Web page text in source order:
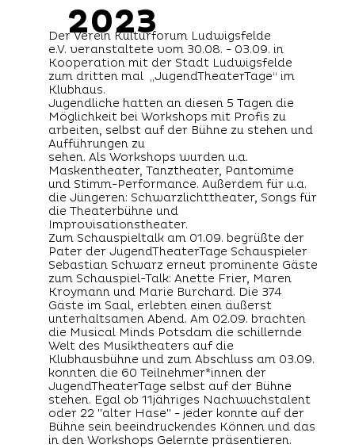
2023
Der Verein Kulturforum Ludwigsfelde
e.V. veranstaltete vom 30.08. - 03.09. in
Kooperation mit der Stadt Ludwigsfelde
zum dritten mal „JugendTheaterTage“ im
Klubhaus.
Jugendliche hatten an diesen 5 Tagen die
Möglichkeit bei Workshops mit Profis zu
arbeiten, selbst auf der Bühne zu stehen und
Aufführungen zu
sehen. Als Workshops wurden u.a.
Maskentheater, Tanztheater, Pantomime
und Stimm-Performance. Außerdem für u.a.
die Jüngeren: Schwarzlichttheater, Songs für
die Theaterbühne und
Improvisationstheater.
Zum Schauspieltalk am 01.09. begrüßte der
Pater der JugendTheaterTage Schauspieler
Sebastian Schwarz erneut prominente Gäste
zum Schauspiel-Talk: Anette Frier, Maren
Kroymann und Marie Burchard. Die 374
Gäste im Saal, erlebten einen äußerst
unterhaltsamen Abend. Am 02.09. brachten
die Musical Minds Potsdam die schillernde
Welt des Musiktheaters auf die
Klubhausbühne und zum Abschluss am 03.09.
konnten die 60 Teilnehmer*innen der
JugendTheaterTage selbst auf der Bühne
stehen. Egal ob 11jähriges Nachwuchstalent
oder 22 "alter Hase" - jeder konnte auf der
Bühne sein beeindruckendes Können und das
in den Workshops Gelernte präsentieren.